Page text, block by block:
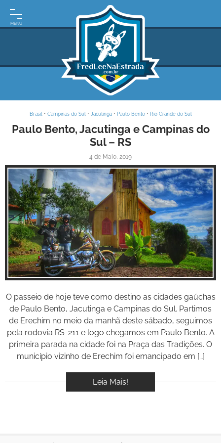
INÍCIO
DE
VIAGEM
MAPAS
RODOVIÁRIOS
E-
BOOK
VÍDEOS
Brasil • Campinas do Sul • Jacutinga• Paulo Bento• Rio Grande do Sul
Paulo Bento, Jacutinga e Campinas do
Sul – RS
4 de Maio, 2019
Inspire-se!
O passeio de hoje teve como destino as cidades gaúchas
de Paulo Bento, Jacutinga e Campinas do Sul. Partimos
de Erechim no meio da manhã deste sábado, seguimos
pela rodovia RS-211 e logo chegamos em Paulo Bento. A
primeira parada na cidade foi na Praça das Tradições. O
município vizinho de Erechim foi emancipado em […]
Leia Mais!